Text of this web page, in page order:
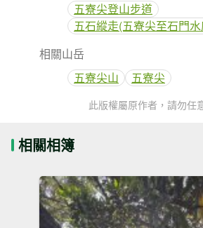
五寮尖登山步道
五石縱走(五寮尖至石門
相關山岳
五寮尖山
五寮尖
此版權屬原作者，請勿任
相關相簿